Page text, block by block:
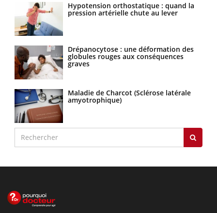
Hypotension orthostatique : quand la
pression artérielle chute au lever
Drépanocytose : une déformation des
globules rouges aux conséquences
graves
Maladie de Charcot (Sclérose latérale
amyotrophique)